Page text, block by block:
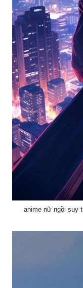
anime nữ ngồi suy